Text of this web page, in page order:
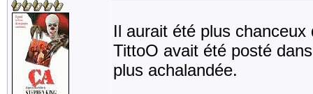
Il aurait été plus
TittoO avait été posté
plus achalandée.